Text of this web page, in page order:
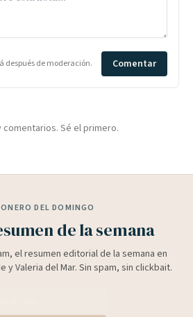
después de moderación. Comentar
comentarios. Sé el primero.
DEL DOMINGO
de la semana
el resumen editorial de la semana en
y Valeria del Mar. Sin spam, sin clickbait.